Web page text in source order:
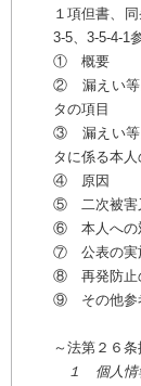
１項但書、
3-5、3-5-4-1
① 概要
② 漏えい等
タの項目
③ 漏えい等
タに係る本人
④ 原因
⑤ 二次被害
⑥ 本人への
⑦ 公表の実
⑧ 再発防止
⑨ その他参
～法第２６条
１ 個人情